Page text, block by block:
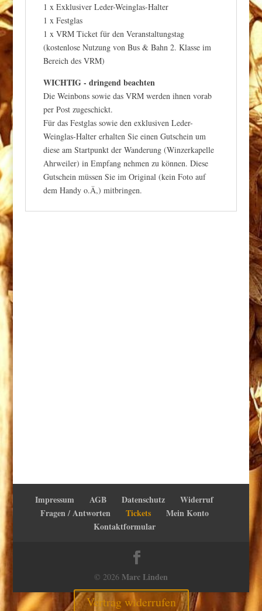
1 x Exklusiver Leder-Weinglas-Halter
1 x Festglas
1 x VRM Ticket für den Veranstaltungstag
(kostenlose Nutzung von Bus & Bahn 2. Klasse im
Bereich des VRM)
WICHTIG - dringend beachten
Die Weinbons sowie das VRM werden ihnen vorab
per Post zugeschickt.
Für das Festglas sowie den exklusiven Leder-
Weinglas-Halter erhalten Sie einen Gutschein um
diese am Startpunkt der Wanderung (Winzerkapelle
Ahrweiler) in Empfang nehmen zu können. Diese
Gutschein müssen Sie im Original (kein Foto auf
dem Handy o.Ä,) mitbringen.
Impressum AGB Datenschutz
Widerruf
Fragen / Antworten
Tickets
Mein Konto
Kontaktformular
© 2026 Marc Linden
Vertrag widerrufen